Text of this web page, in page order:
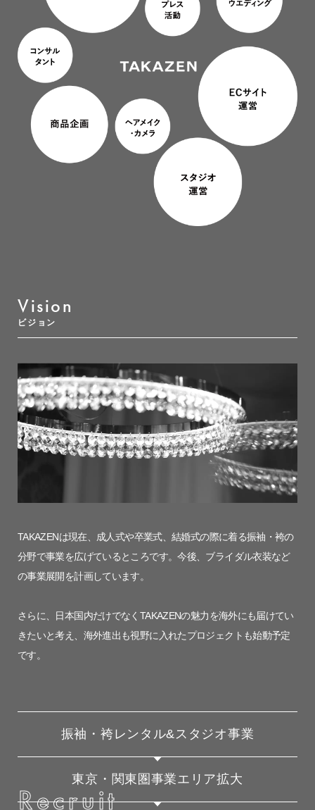
Vision
ビジョン
TAKAZENは現在、成人式や卒業式、結婚式の際に着る振袖・袴の
分野で事業を広げているところです。今後、ブライダル衣装など
の事業展開を計画しています。
さらに、日本国内だけでなくTAKAZENの魅力を海外にも届けてい
きたいと考え、海外進出も視野に入れたプロジェクトも始動予定
です。
振袖・袴レンタル&スタジオ事業
東京・関東圏事業エリア拡大
Recruit